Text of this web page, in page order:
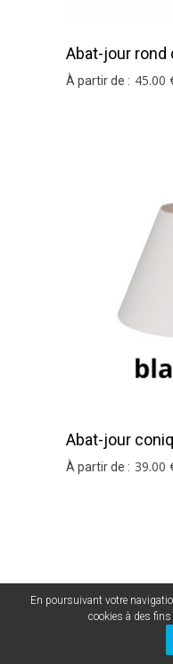
Abat-jour rond
vert olive
À partir de : 45.00
Abat-jour
cassé
À partir de : 39.00
En poursuivant votre
cookies à des